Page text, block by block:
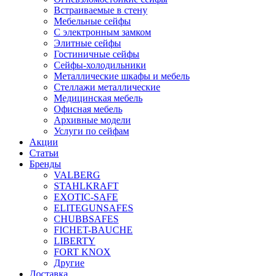
Встраиваемые в стену
Мебельные сейфы
С электронным замком
Элитные сейфы
Гостиничные сейфы
Сейфы-холодильники
Металлические шкафы и мебель
Стеллажи металлические
Медицинская мебель
Офисная мебель
Архивные модели
Услуги по сейфам
Акции
Статьи
Бренды
VALBERG
STAHLKRAFT
EXOTIC-SAFE
ELITEGUNSAFES
CHUBBSAFES
FICHET-BAUCHE
LIBERTY
FORT KNOX
Другие
Доставка